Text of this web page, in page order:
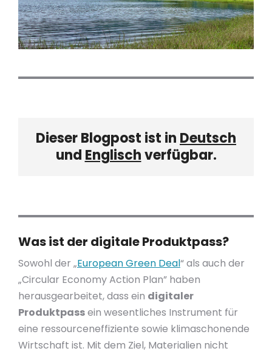
Dieser Blogpost ist in Deutsch
und Englischverfügbar.
Was ist der digitale Produktpass?
Sowohl der „European Green Deal“ als auch der
„Circular Economy Action Plan” haben
herausgearbeitet, dass ein digitaler
Produktpassein wesentliches Instrument für
eine ressourceneffiziente sowie klimaschonende
Wirtschaft ist. Mit dem Ziel, Materialien nicht